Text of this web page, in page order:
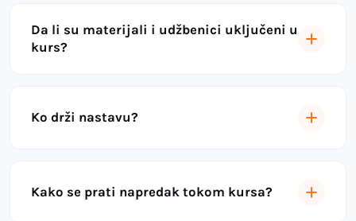
Da li su materijali i udžbenici uključeni u
kurs?
Ko drži nastavu?
Kako se prati napredak tokom kursa?